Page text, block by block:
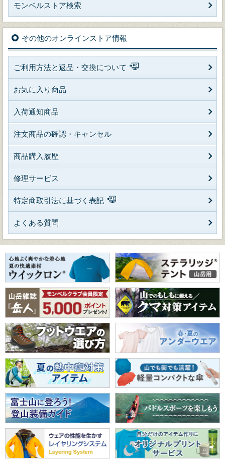
モンベルストア検索
その他のオンラインストア情報
ご利用方法と返品・交換について
お気に入り商品
入荷通知商品
注文商品の確認・キャンセル
商品購入履歴
修理サービス
特定商取引法に基づく表記
よくある質問